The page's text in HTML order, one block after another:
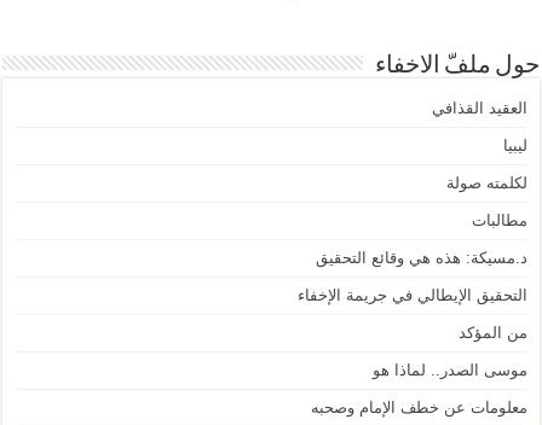
حول ملفّ الاخفاء
العقيد القذافي
ليبيا
لكلمته صولة
مطالبات
د.مسيكة: هذه هي وقائع التحقيق
التحقيق الإيطالي في جريمة الإخفاء
من المؤكد
موسى الصدر.. لماذا هو
معلومات عن خطف الإمام وصحبه